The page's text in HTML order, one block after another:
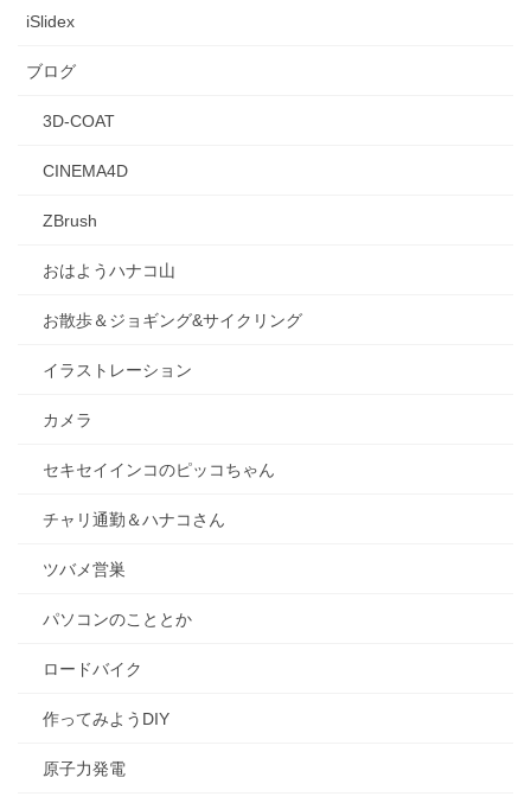
iSlidex
ブログ
3D-COAT
CINEMA4D
ZBrush
おはようハナコ山
お散歩＆ジョギング&サイクリング
イラストレーション
カメラ
セキセイインコのピッコちゃん
チャリ通勤＆ハナコさん
ツバメ営巣
パソコンのこととか
ロードバイク
作ってみようDIY
原子力発電